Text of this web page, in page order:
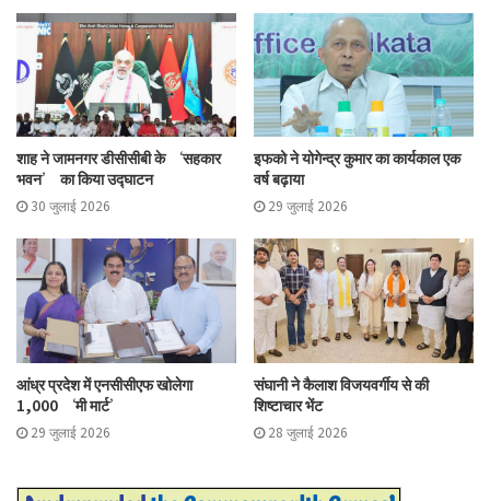
शाह ने जामनगर डीसीसीबी के ‘सहकार
भवन’ का किया उद्घाटन
30 जुलाई 2026
इफको ने योगेन्द्र कुमार का कार्यकाल एक
वर्ष बढ़ाया
29 जुलाई 2026
आंध्र प्रदेश में एनसीसीएफ खोलेगा
1,000 ‘मी मार्ट’
29 जुलाई 2026
संघानी ने कैलाश विजयवर्गीय से की
शिष्टाचार भेंट
28 जुलाई 2026